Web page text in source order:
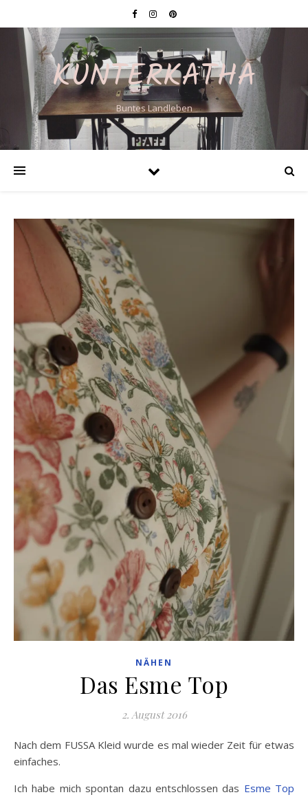
KUNTERKATHA
Buntes Landleben
NÄHEN
Das Esme Top
2. August 2016
Nach dem FUSSA Kleid wurde es mal wieder Zeit für etwas
einfaches.
Ich habe mich spontan dazu entschlossen das Esme Top